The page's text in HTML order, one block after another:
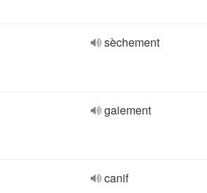
sèchement
gaiement
canif